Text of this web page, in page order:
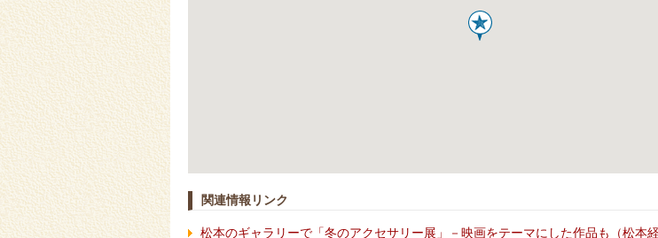
関連情報リンク
松本のギャラリーで「冬のアクセサリー展」－映画をテーマにした作品も（松本経